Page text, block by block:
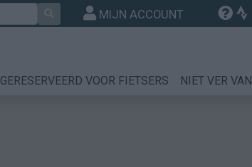
MIJN ACCOUNT
GERESERVEERD VOOR FIETSERS NIET VER VAN